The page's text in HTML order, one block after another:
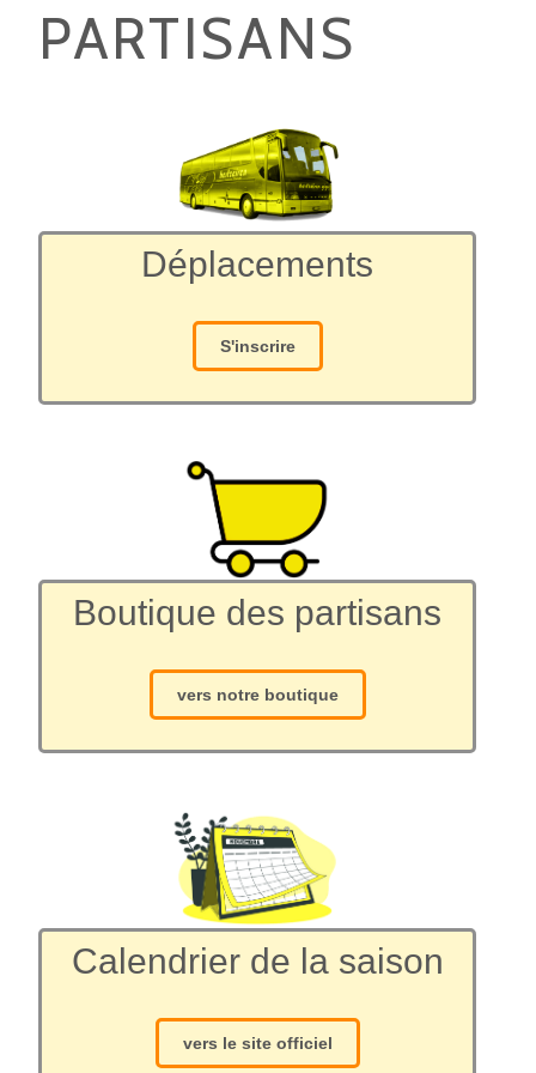
PARTISANS
Déplacements
S'inscrire
Boutique des partisans
vers notre boutique
Calendrier de la saison
vers le site officiel